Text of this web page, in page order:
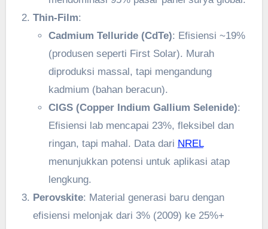
Thin-Film:
Cadmium Telluride (CdTe): Efisiensi ~19%
(produsen seperti First Solar). Murah
diproduksi massal, tapi mengandung
kadmium (bahan beracun).
CIGS (Copper Indium Gallium Selenide):
Efisiensi lab mencapai 23%, fleksibel dan
ringan, tapi mahal. Data dari NREL
menunjukkan potensi untuk aplikasi atap
lengkung.
Perovskite: Material generasi baru dengan
efisiensi melonjak dari 3% (2009) ke 25%+